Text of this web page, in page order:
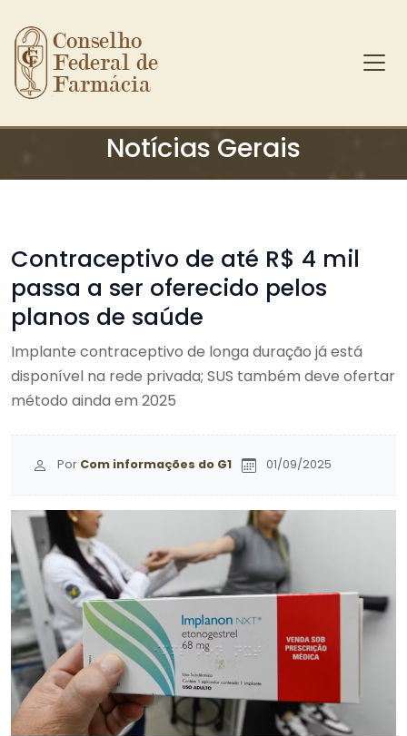
Ir para o conteúdo principal
Conselho
Federal de
Farmácia
Notícias Gerais
Contraceptivo de até R$ 4 mil
passa a ser oferecido pelos
planos de saúde
Implante contraceptivo de longa duração já está
disponível na rede privada; SUS também deve ofertar
método ainda em 2025
Por Com informações do G1 01/09/2025